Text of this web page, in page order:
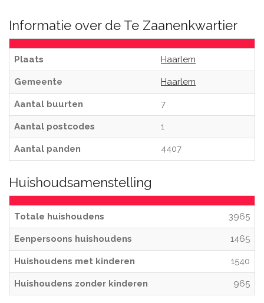
Informatie over de Te Zaanenkwartier
Plaats Haarlem
Gemeente Haarlem
Aantal buurten 7
Aantal postcodes 1
Aantal panden 4407
Huishoudsamenstelling
Totale huishoudens 3965
Eenpersoons huishoudens 1465
Huishoudens met kinderen 1540
Huishoudens zonder kinderen 965